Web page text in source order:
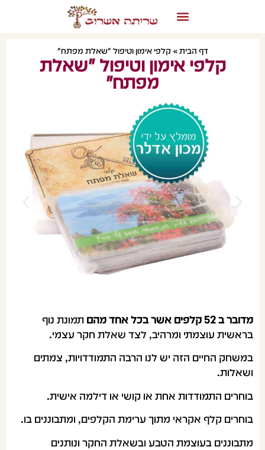
דף הבית» קלפי אימון וטיפול "שאלת מפתח"
קלפי אימון וטיפול "שאלת
מפתח"
מדובר ב 52 קלפים אשר בכל אחד מהם
תמונת נוף
בראשית עוצמתי ומרהיב, לצד שאלת חקר עצמי.
במשחק החיים הזה יש לנו הרבה התמודדויות, צמתים
ושאלות.
בוחרים התמודדות אחת או קושי או דילמה אישית.
בוחרים קלף אקראי מתוך ערימת הקלפים, ומתבוננים בו.
מתבוננים בעוצמת הטבע ובשאלת החקר ונותנים